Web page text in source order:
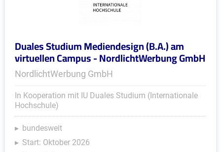
Duales Studium Mediendesign (B.A.) am
virtuellen Campus - NordlichtWerbung GmbH
NordlichtWerbung GmbH
In Kooperation mit IU Duales Studium (Internationale
Hochschule)
bundesweit
Start: Oktober 2026